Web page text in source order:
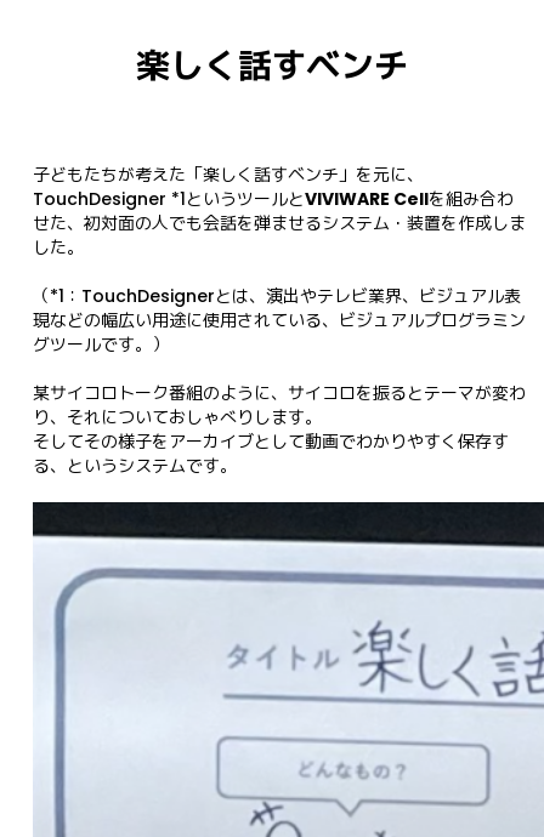
楽しく話すベンチ
子どもたちが考えた「楽しく話すベンチ」を元に、
TouchDesigner *1というツールとVIVIWARE Cellを組み合わ
せた、初対面の人でも会話を弾ませるシステム・装置を作成しま
した。
（*1：TouchDesignerとは、演出やテレビ業界、ビジュアル表
現などの幅広い用途に使用されている、ビジュアルプログラミン
グツールです。）
某サイコロトーク番組のように、サイコロを振るとテーマが変わ
り、それについておしゃべりします。
そしてその様子をアーカイブとして動画でわかりやすく保存す
る、というシステムです。